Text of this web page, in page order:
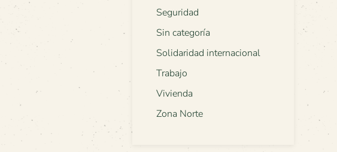
Seguridad
Sin categoría
Solidaridad internacional
Trabajo
Vivienda
Zona Norte